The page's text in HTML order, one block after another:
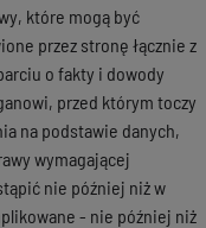
które mogą być
przez stronę łącznie z
o fakty i dowody
przed którym toczy
na podstawie danych,
wymagającej
nie później niż w
- nie później niż